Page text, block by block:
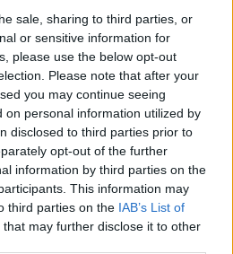
sale, sharing to third parties, or
or sensitive information for
please use the below opt-out
Please note that after your
you may continue seeing
on personal information utilized by
disclosed to third parties prior to
opt-out of the further
information by third parties on the
This information may
third parties on the IAB’s List of
that may further disclose it to other
dei contributi previdenziali
a tempo
per le piccole e medie imprese
MedioCredito Centrale S.p.A.